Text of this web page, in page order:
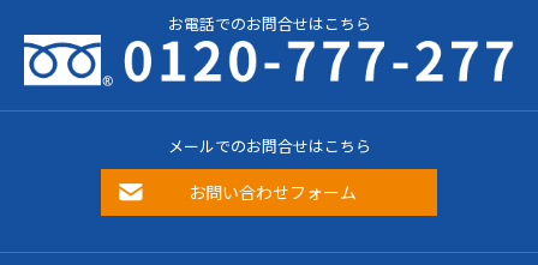
お電話でのお問合せはこちら
メールでのお問合せはこちら
お問い合わせフォーム